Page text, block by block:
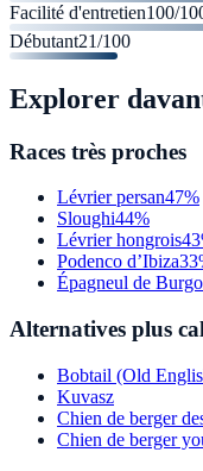
Facilité d'entretien100/
Débutant21/100
Explorer
Races très proches
Lévrier persan47%
Sloughi44%
Lévrier hongrois
Podenco d’Ibiza
Épagneul de
Alternatives plus
Bobtail (Old
Kuvasz
Chien de berger
Chien de berger